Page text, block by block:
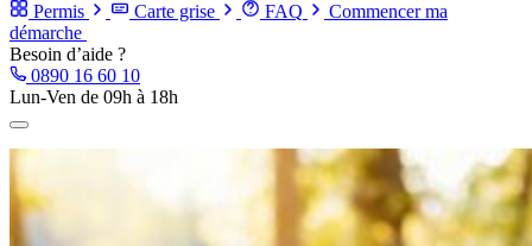
Permis Carte grise FAQ
Commencer ma
démarche
Besoin d’aide ?
0890 16 60 10
Lun-Ven de 09h à 18h